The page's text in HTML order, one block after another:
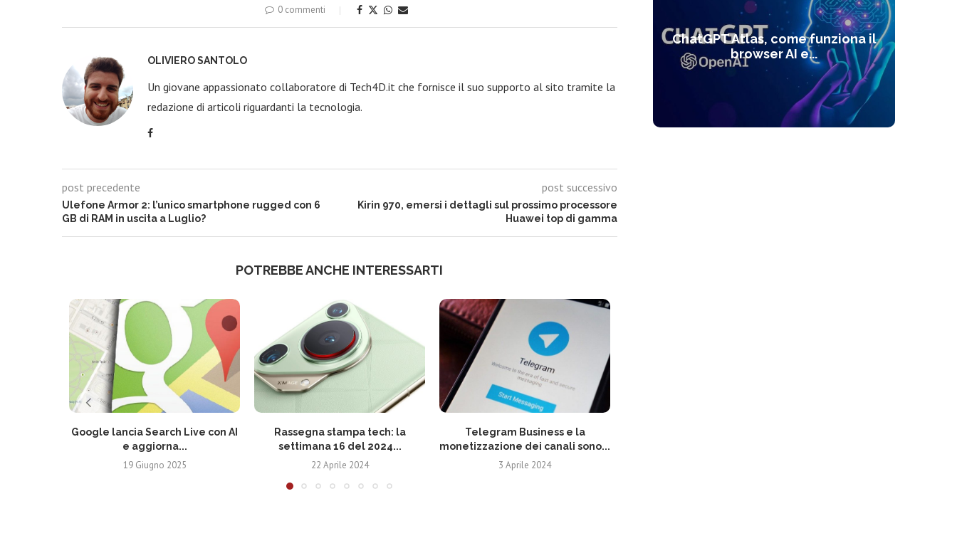
0 commenti
OLIVIERO SANTOLO
Un giovane appassionato collaboratore di Tech4D.it che fornisce il suo supporto al sito tramite la
redazione di articoli riguardanti la tecnologia.
post precedente
Ulefone Armor 2: l’unico smartphone rugged con 6
GB di RAM in uscita a Luglio?
post successivo
Kirin 970, emersi i dettagli sul prossimo processore
Huawei top di gamma
POTREBBE ANCHE INTERESSARTI
Google lancia Search Live con AI
e aggiorna...
19 Giugno 2025
Rassegna stampa tech: la
settimana 16 del 2024...
22 Aprile 2024
Telegram Business e la
monetizzazione dei canali sono...
3 Aprile 2024
ChatGPT Atlas, come funziona il
browser AI e...